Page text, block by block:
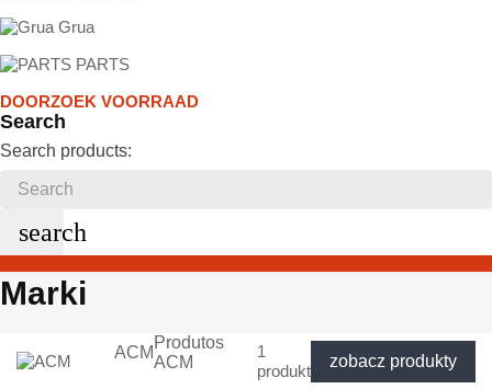
Grua
PARTS
DOORZOEK VOORRAAD
Search
Search products:
search
Marki
ACM
Produtos
ACM
1
produkt
zobacz produkty